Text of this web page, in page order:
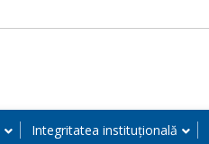
Integritatea instituțională